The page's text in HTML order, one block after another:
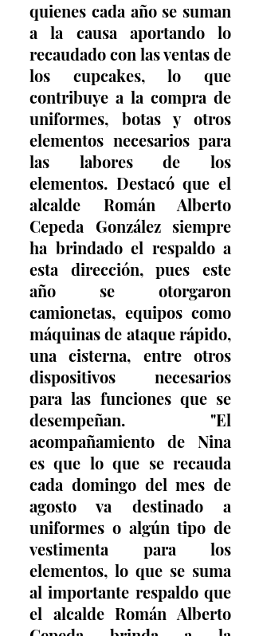
quienes cada año se suman
a la causa aportando lo
recaudado con las ventas de
los cupcakes, lo que
contribuye a la compra de
uniformes, botas y otros
elementos necesarios para
las labores de los
elementos. Destacó que el
alcalde Román Alberto
Cepeda González siempre
ha brindado el respaldo a
esta dirección, pues este
año se otorgaron
camionetas, equipos como
máquinas de ataque rápido,
una cisterna, entre otros
dispositivos necesarios
para las funciones que se
desempeñan. "El
acompañamiento de Nina
es que lo que se recauda
cada domingo del mes de
agosto va destinado a
uniformes o algún tipo de
vestimenta para los
elementos, lo que se suma
al importante respaldo que
el alcalde Román Alberto